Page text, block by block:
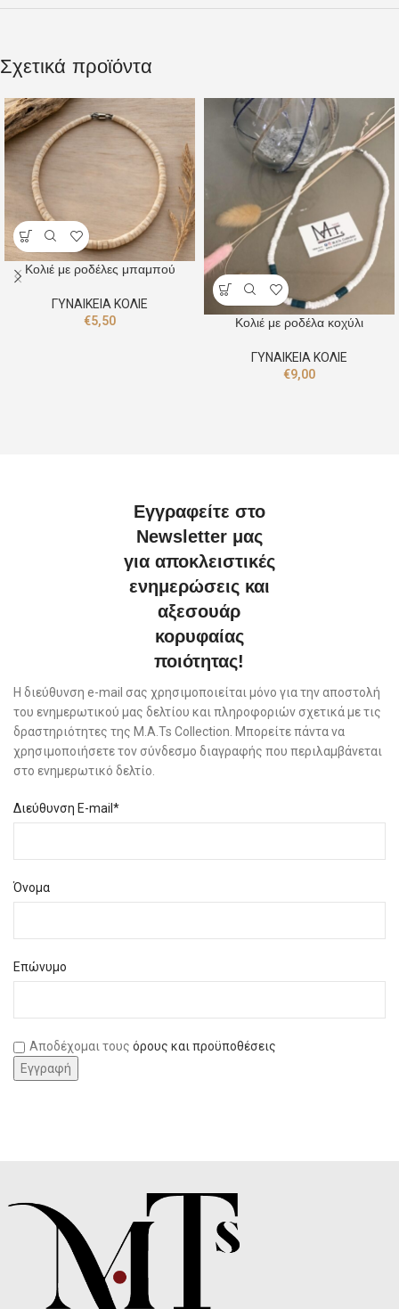
Σχετικά προϊόντα
Κολιέ με ροδέλες μπαμπού
ΓΥΝΑΙΚΕΙΑ ΚΟΛΙΕ
€5,50 Κολιέ με ροδέλα κοχύλι
ΓΥΝΑΙΚΕΙΑ ΚΟΛΙΕ
€9,00
Εγγραφείτε στο
Newsletter μας
για αποκλειστικές
ενημερώσεις και
αξεσουάρ
κορυφαίας
ποιότητας!
Η διεύθυνση e-mail σας χρησιμοποιείται μόνο για την αποστολή
του ενημερωτικού μας δελτίου και πληροφοριών σχετικά με τις
δραστηριότητες της M.A.Ts Collection. Μπορείτε πάντα να
χρησιμοποιήσετε τον σύνδεσμο διαγραφής που περιλαμβάνεται
στο ενημερωτικό δελτίο.
Διεύθυνση E-mail*
Όνομα
Επώνυμο
Αποδέχομαι τους όρους και προϋποθέσεις